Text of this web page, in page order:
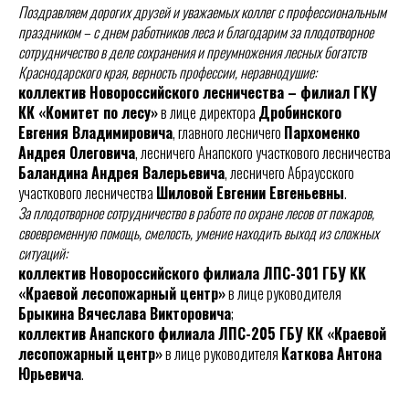
Поздравляем дорогих друзей и уважаемых коллег с профессиональным
праздником – с днем работников леса и благодарим за плодотворное
сотрудничество в деле сохранения и преумножения лесных богатств
Краснодарского края, верность профессии, неравнодушие:
коллектив Новороссийского лесничества – филиал ГКУ
КК «Комитет по лесу»в лице директора Дробинского
Евгения Владимировича, главного лесничего Пархоменко
Андрея Олеговича, лесничего Анапского участкового лесничества
Баландина Андрея Валерьевича, лесничего Абраусского
участкового лесничества Шиловой Евгении Евгеньевны.
За плодотворное сотрудничество в работе по охране лесов от пожаров,
своевременную помощь, смелость, умение находить выход из сложных
ситуаций:
коллектив Новороссийского филиала ЛПС-301 ГБУ КК
«Краевой лесопожарный центр»в лице руководителя
Брыкина Вячеслава Викторовича;
коллектив Анапского филиала ЛПС-205 ГБУ КК «Краевой
лесопожарный центр»в лице руководителя Каткова Антона
Юрьевича.